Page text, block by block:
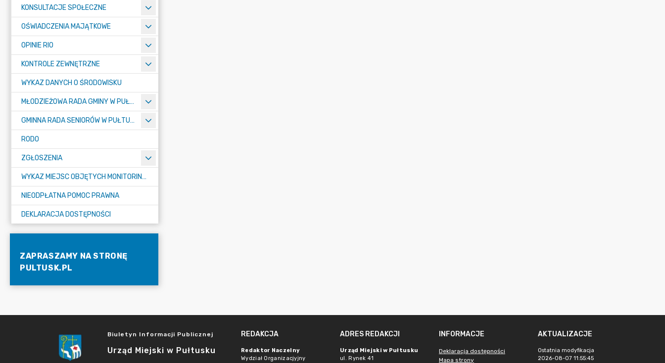
KONSULTACJE SPOŁECZNE
OŚWIADCZENIA MAJĄTKOWE
OPINIE RIO
KONTROLE ZEWNĘTRZNE
WYKAZ DANYCH O ŚRODOWISKU
MŁODZIEŻOWA RADA GMINY W PUŁTUSKU
GMINNA RADA SENIORÓW W PUŁTUSKU
RODO
ZGŁOSZENIA
WYKAZ MIEJSC OBJĘTYCH MONITORINGIEM
NIEODPŁATNA POMOC PRAWNA
DEKLARACJA DOSTĘPNOŚCI
ZAPRASZAMY NA STRONĘ
PULTUSK.PL
Biuletyn Informacji Publicznej
Urząd Miejski w Pułtusku
REDAKCJA
Redaktor Naczelny
Wydział Organizacjyjny
ADRES REDAKCJI
Urząd Miejski w Pułtusku
ul. Rynek 41
INFORMACJE
Deklaracja dostępności
Mapa strony
AKTUALIZACJE
Ostatnia modyfikacja
2026-08-07 11:55:45